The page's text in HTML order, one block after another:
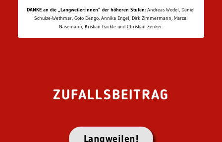
DANKE an die „Langweiler:innen“ der höheren Stufen: Andreas Wedel, Daniel
Schulze-Wethmar, Goto Dengo, Annika Engel, Dirk Zimmermann, Marcel
Nasemann, Kristian Gäckle und Christian Zenker.
ZUFALLSBEITRAG
Langweilen!